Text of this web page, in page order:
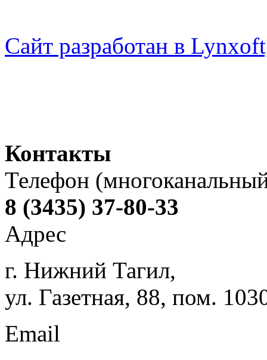
Сайт разработан в
Контакты
Телефон
8 (3435) 37-80-33
Адрес
г. Нижний Тагил,
ул. Газетная, 88, пом.
Email